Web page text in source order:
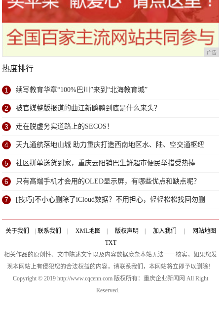
广告
热度排行
1 续写教育华章“100%巴川”来到“北海教育城”
2 被官媒整版报道的曲江新鸥鹏到底是什么来头？
3 走在脱虚务实道路上的SECOS！
4 天九通航落地山城 助力重庆打造西南地区水、陆、空交通枢纽
5 社区拼单送货到家，重庆云阳销巴生鲜超市便民举措受热捧
6 只有高端手机才会用的OLED显示屏，有哪些优点和缺点呢？
7 [技巧]不小心删除了iCloud数据？不用担心，轻轻松松找回勿删
数据！
关于我们 联系我们 XML地图 版权声明 加入我们
网站地图
TXT
相关作品的原创性、文中陈述文字以及内容数据庞杂本站无法一一核实，如果您发
现本网站上有侵犯您的合法权益的内容，请联系我们，本网站将立即予以删除！
Copyright © 2019 http://www.cqcenn.com 版权所有：重庆企业新闻网 All Right
Reserved.